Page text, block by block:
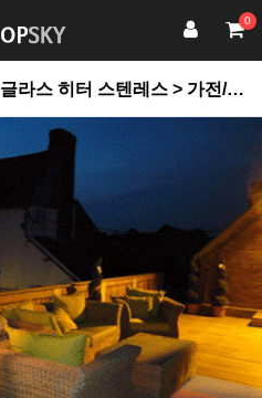
0
히터 스텐레스 > 가전/디지탈